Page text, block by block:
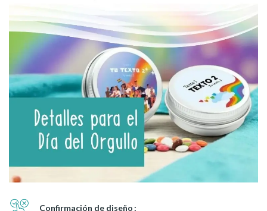
Confirmación de diseño